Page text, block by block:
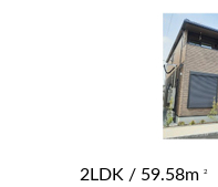
2LDK / 59.58m 2